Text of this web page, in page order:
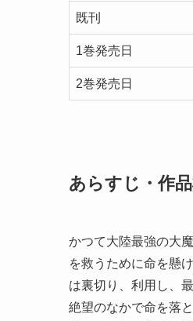
既刊
1巻発売日
2巻発売日
あらすじ・作
かつて大陸最強の大
を救うために命を懸
は裏切り、利用し、
絶望のなかで命を落